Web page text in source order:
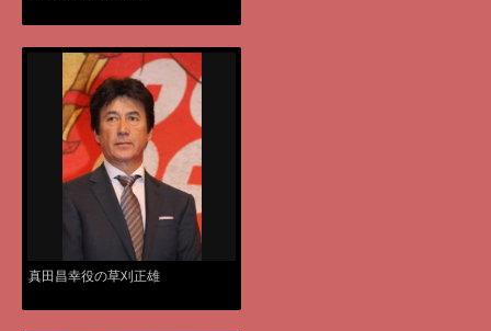
真田昌幸役の草刈正雄